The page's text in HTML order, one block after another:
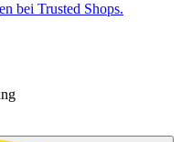
bei Trusted Shops.